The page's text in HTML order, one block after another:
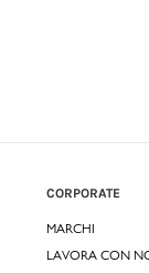
CORPORATE
MARCHI
LAVORA CON